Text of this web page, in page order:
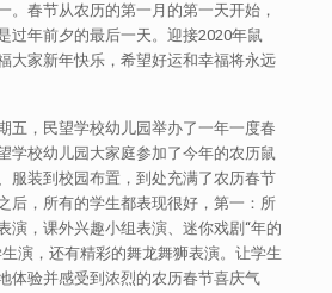
。春节从农历的第一月的第一天开始，
过年前夕的最后一天。迎接2020年鼠
大家新年快乐，希望好运和幸福将永远
五，民望学校幼儿园举办了一年一度春
学校幼儿园大家庭参加了今年的农历鼠
服装到校园布置，到处充满了农历春节
后，所有的学生都表现很好，第一：所
演，课外兴趣小组表演、迷你戏剧“年的
生演，还有精彩的舞龙舞狮表演。让学生
体验并感受到浓烈的农历春节喜庆气